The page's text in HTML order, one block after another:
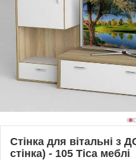
Стінка для вітальні з
стінка) - 105 Тіса меблі